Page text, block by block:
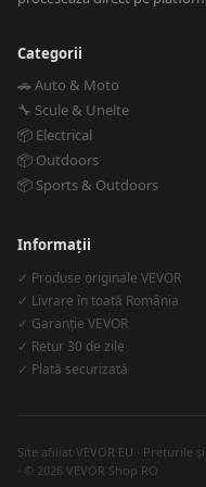
Categorii
🚗 Auto & Moto
🔧 Scule & Unelte
📦 Electrical
📦 Outdoors
📦 Sports & Outdoors
Informații
✓ Produse originale VEVOR
✓ Livrare în toată România
✓ Garanție VEVOR
✓ Retur 30 de zile
✓ Plată securizată
Site afiliat VEVOR EU ·
· © 2026 VEVOR Shop RO